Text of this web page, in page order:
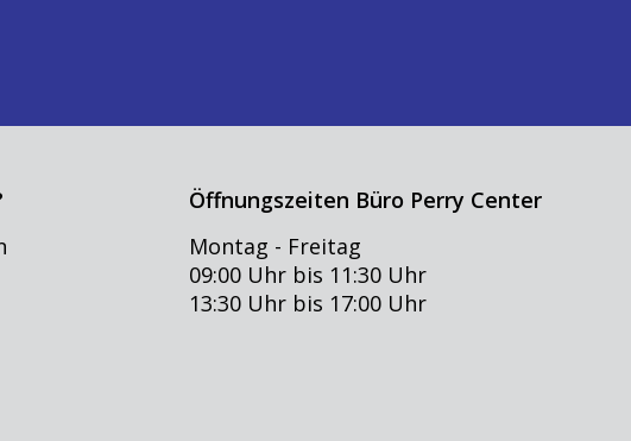
Öffnungszeiten Büro Perry Center
Montag - Freitag
09:00 Uhr bis 11:30 Uhr
13:30 Uhr bis 17:00 Uhr